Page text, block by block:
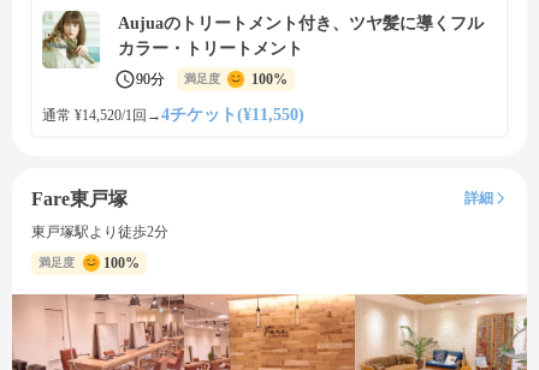
Aujuaのトリートメント付き、ツヤ髪に導くフル
カラー・トリートメント
90分 満足度 100%
通常 ¥14,520/1回 →4チケット(¥11,550)
Fare東戸塚
詳細
東戸塚駅より徒歩2分
満足度 100%